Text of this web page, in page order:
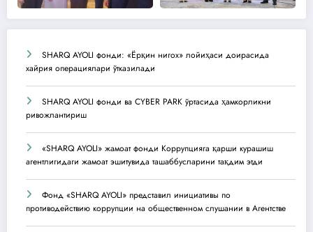
SHARQ AYOLI фонди: «Ёрқин нигох» лойиҳаси доирасида
хайрия операциялари ўтказилади
SHARQ AYOLI фонди ва CYBER PARK ўртасида ҳамкорликни
ривожлантириш
«SHARQ AYOLI» жамоат фонди Коррупцияга қарши курашиш
агентлигидаги жамоат эшитувида ташаббусларини тақдим этди
Фонд «SHARQ AYOLI» представил инициативы по
противодействию коррупции на общественном слушании в Агентстве